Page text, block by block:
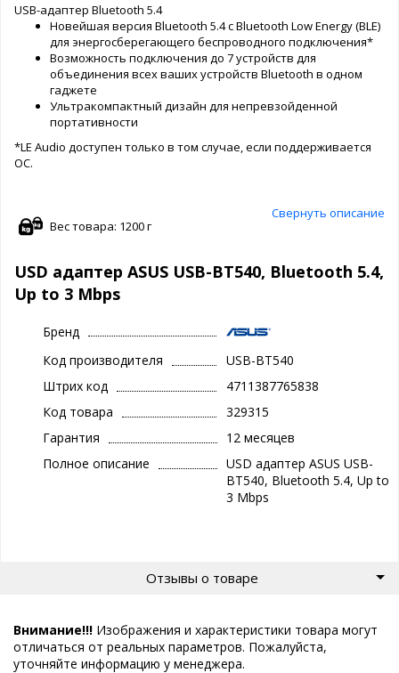
USB-адаптер Bluetooth 5.4
Новейшая версия Bluetooth 5.4 с Bluetooth Low Energy (BLE)
для энергосберегающего беспроводного подключения*
Возможность подключения до 7 устройств для
объединения всех ваших устройств Bluetooth в одном
гаджете
Ультракомпактный дизайн для непревзойденной
портативности
*LE Audio доступен только в том случае, если поддерживается
ОС.
Свернуть описание
Вес товара: 1200 г
USD адаптер ASUS USB-BT540, Bluetooth 5.4,
Up to 3 Mbps
Бренд
Код производителя
USB-BT540
Штрих код
4711387765838
Код товара
329315
Гарантия
12 месяцев
Полное описание
USD адаптер ASUS USB-
BT540, Bluetooth 5.4, Up to
3 Mbps
Отзывы о товаре
Внимание!!! Изображения и характеристики товара могут
отличаться от реальных параметров. Пожалуйста,
уточняйте информацию у менеджера.